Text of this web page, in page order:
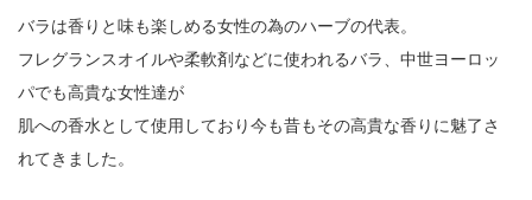
バラは香りと味も楽しめる女性の為のハーブの代表。
フレグランスオイルや柔軟剤などに使われるバラ、中世ヨーロッ
パでも高貴な女性達が
肌への香水として使用しており今も昔もその高貴な香りに魅了さ
れてきました。